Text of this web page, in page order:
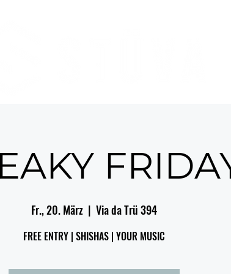
Fr., 20. März
  |
Via da Trü 394
FREE ENTRY | SHISHAS | YOUR MUSIC